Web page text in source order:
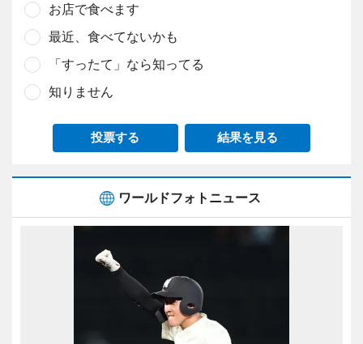
お店で食べます
最近、食べてないかも
「すったて」なら知ってる
知りません
投票する 結果を見る
ワールドフォトニュース